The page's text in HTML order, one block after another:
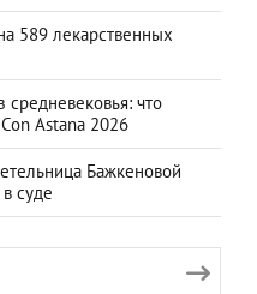
589 лекарственных
что
Astana 2026
Бажкеновой
суде